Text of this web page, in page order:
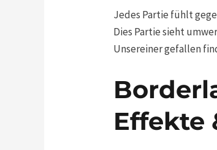
Jedes Partie fühlt
Dies Partie sieht
Unsereiner gefallen
Effekte